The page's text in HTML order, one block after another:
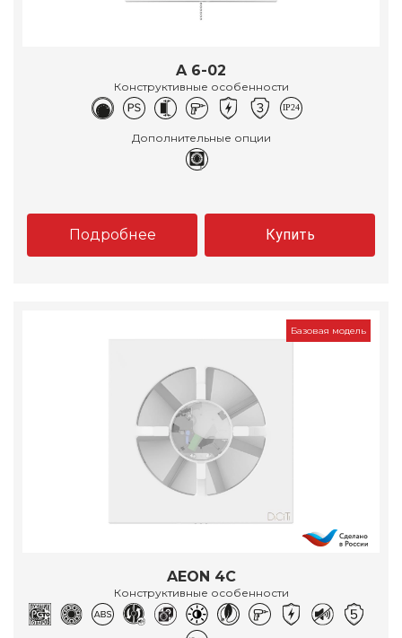
A 6-02
Конструктивные особенности
Дополнительные опции
Подробнее Купить
Базовая модель
AEON 4C
Конструктивные особенности